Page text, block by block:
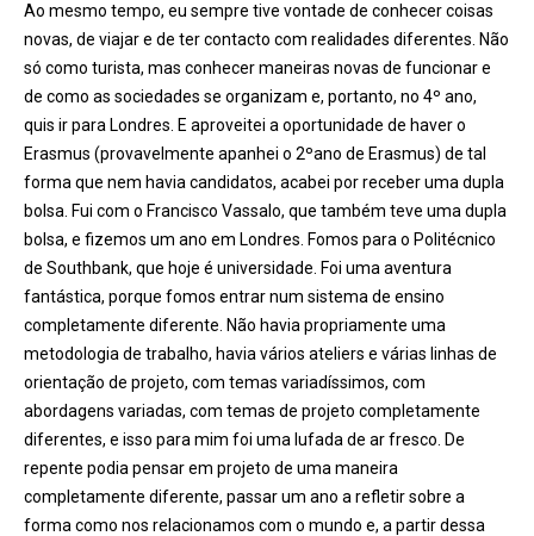
Ao mesmo tempo, eu sempre tive vontade de conhecer coisas
novas, de viajar e de ter contacto com realidades diferentes. Não
só como turista, mas conhecer maneiras novas de funcionar e
de como as sociedades se organizam e, portanto, no 4º ano,
quis ir para Londres. E aproveitei a oportunidade de haver o
Erasmus (provavelmente apanhei o 2ºano de Erasmus) de tal
forma que nem havia candidatos, acabei por receber uma dupla
bolsa. Fui com o Francisco Vassalo, que também teve uma dupla
bolsa, e fizemos um ano em Londres. Fomos para o Politécnico
de Southbank, que hoje é universidade. Foi uma aventura
fantástica, porque fomos entrar num sistema de ensino
completamente diferente. Não havia propriamente uma
metodologia de trabalho, havia vários ateliers e várias linhas de
orientação de projeto, com temas variadíssimos, com
abordagens variadas, com temas de projeto completamente
diferentes, e isso para mim foi uma lufada de ar fresco. De
repente podia pensar em projeto de uma maneira
completamente diferente, passar um ano a refletir sobre a
forma como nos relacionamos com o mundo e, a partir dessa